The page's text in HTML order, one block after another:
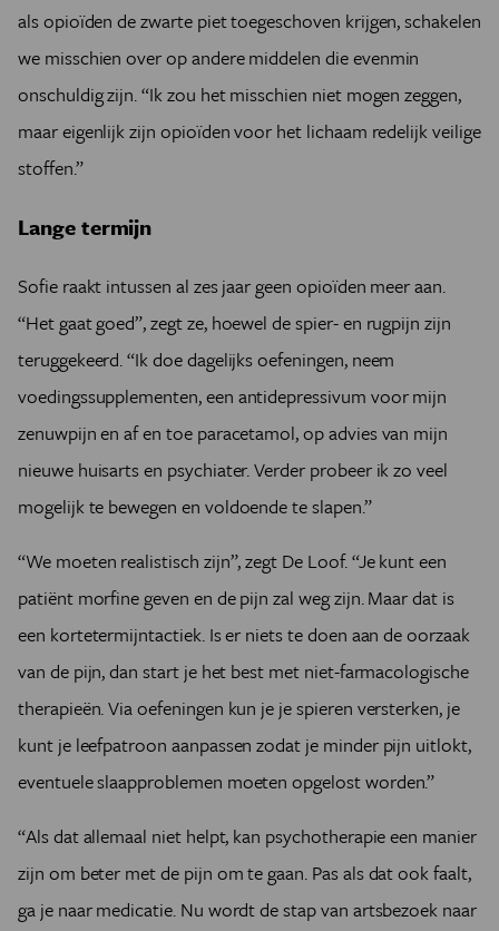
om me niet te verzetten tegen de pijn, en hem op te
nemen met mijn hele lichaam. Zie jezelf als een spons,
zei de therapeut. Daardoor zwakt de pijn wat af en kan
ik die wat beter verdragen.”
als opioïden de zwarte piet toegeschoven krijgen, schakelen
we misschien over op andere middelen die evenmin
onschuldig zijn. “Ik zou het misschien niet mogen zeggen,
maar eigenlijk zijn opioïden voor het lichaam redelijk veilige
stoffen.”
Lange termijn
Sofie raakt intussen al zes jaar geen opioïden meer aan.
“Het gaat goed”, zegt ze, hoewel de spier- en rugpijn zijn
teruggekeerd. “Ik doe dagelijks oefeningen, neem
voedingssupplementen, een antidepressivum voor mijn
zenuwpijn en af en toe paracetamol, op advies van mijn
nieuwe huisarts en psychiater. Verder probeer ik zo veel
mogelijk te bewegen en voldoende te slapen.”
“We moeten realistisch zijn”, zegt De Loof. “Je kunt een
patiënt morfine geven en de pijn zal weg zijn. Maar dat is
een kortetermijntactiek. Is er niets te doen aan de oorzaak
van de pijn, dan start je het best met niet-farmacologische
therapieën. Via oefeningen kun je je spieren versterken, je
kunt je leefpatroon aanpassen zodat je minder pijn uitlokt,
eventuele slaapproblemen moeten opgelost worden.”
“Als dat allemaal niet helpt, kan psychotherapie een manier
zijn om beter met de pijn om te gaan. Pas als dat ook faalt,
ga je naar medicatie. Nu wordt de stap van artsbezoek naar